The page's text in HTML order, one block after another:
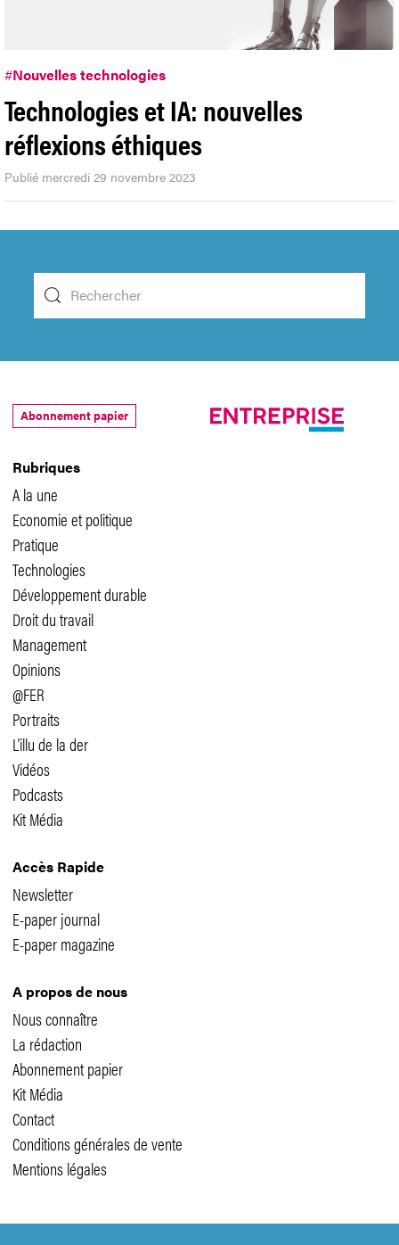
#Nouvelles technologies
Technologies et IA: nouvelles
réflexions éthiques
Publié mercredi 29 novembre 2023
Rubriques
A la une
Economie et politique
Pratique
Technologies
Développement durable
Droit du travail
Management
Opinions
@FER
Portraits
L'illu de la der
Vidéos
Podcasts
Kit Média
Accès Rapide
Newsletter
E-paper journal
E-paper magazine
A propos de nous
Nous connaître
La rédaction
Abonnement papier
Kit Média
Contact
Conditions générales de vente
Mentions légales
Abonnement papier